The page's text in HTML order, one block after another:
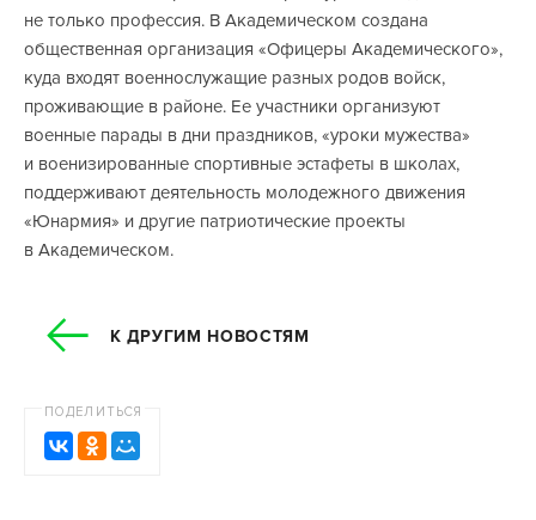
не только профессия. В Академическом создана
общественная организация «Офицеры Академического»,
куда входят военнослужащие разных родов войск,
проживающие в районе. Ее участники организуют
военные парады в дни праздников, «уроки мужества»
и военизированные спортивные эстафеты в школах,
поддерживают деятельность молодежного движения
«Юнармия» и другие патриотические проекты
в Академическом.
К ДРУГИМ НОВОСТЯМ
ПОДЕЛИТЬСЯ